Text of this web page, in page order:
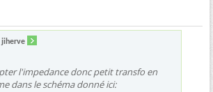
jiherve
l'impedance donc petit transfo en
dans le schéma donné ici: